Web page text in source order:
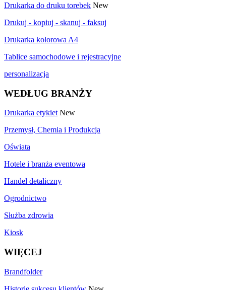
Drukarka do druku torebek New
Drukuj - kopiuj - skanuj - faksuj
Drukarka kolorowa A4
Tablice samochodowe i rejestracyjne
personalizacja
WEDŁUG BRANŻY
Drukarka etykiet New
Przemysł, Chemia i Produkcja
Oświata
Hotele i branża eventowa
Handel detaliczny
Ogrodnictwo
Służba zdrowia
Kiosk
WIĘCEJ
Brandfolder